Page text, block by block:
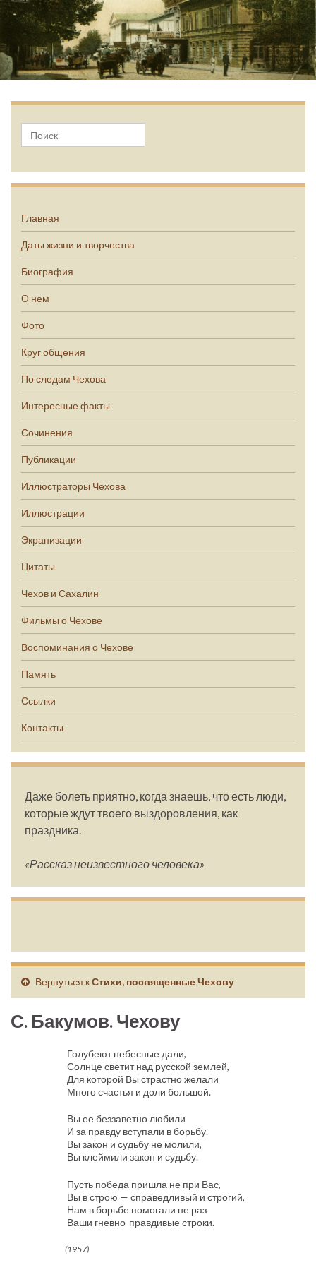
Главная
Даты жизни и творчества
Биография
О нем
Фото
Круг общения
По следам Чехова
Интересные факты
Сочинения
Публикации
Иллюстраторы Чехова
Иллюстрации
Экранизации
Цитаты
Чехов и Сахалин
Фильмы о Чехове
Воспоминания о Чехове
Память
Ссылки
Контакты
Даже болеть приятно, когда знаешь, что есть люди,
которые ждут твоего выздоровления, как
праздника.
«Рассказ неизвестного человека»
Вернуться кСтихи, посвященные Чехову
С. Бакумов. Чехову
Голубеют небесные дали,
Солнце светит над русской землей,
Для которой Вы страстно желали
Много счастья и доли большой.
Вы ее беззаветно любили
И за правду вступали в борьбу.
Вы закон и судьбу не молили,
Вы клеймили закон и судьбу.
Пусть победа пришла не при Вас,
Вы в строю — справедливый и строгий,
Нам в борьбе помогали не раз
Ваши гневно-правдивые строки.
(1957)